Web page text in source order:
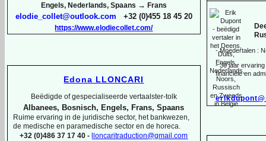
-Moedertalen :
-30 jaar ervaring
financiële en
Engels, Nederlands, Spaans → Frans
elodie_collet@outlook.com +32 (0)455 18 45 20
https://www.elodiecollet.com/
Edona LLONCARI
Beëdigde of gespecialiseerde vertaalster-tolk
Albanees, Bosnisch, Engels, Frans, Spaans
Ruime ervaring in de juridische sector, het bankwezen,
de medische en paramedische sector en de horeca.
+32 (0)486 37 17 40 -
lloncaritraduction@gmail.com